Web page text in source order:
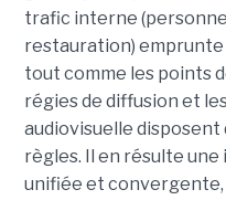
trafic interne
restauration) emprunte
tout comme les points
régies de diffusion et
audiovisuelle
règles. Il en résulte
unifiée et